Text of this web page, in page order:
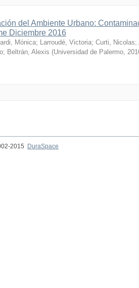
del Ambiente Urbano:
Diciembre 2016
Mónica; Larroudé, Victoria; Curti, Nicolas;
; Beltrán, Alexis (Universidad de Palermo,
2015
DuraSpace